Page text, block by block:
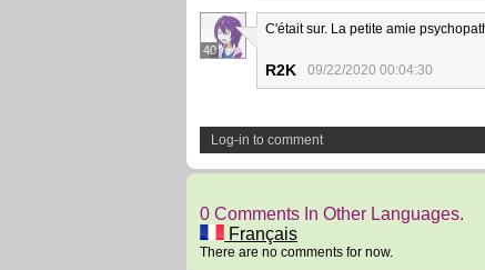
40
C'était sur. La petite amie
R2K 09/22/2020 00:04:30
Log-in to comment
0 Comments In Other Languages.
Français
There are no comments for now.